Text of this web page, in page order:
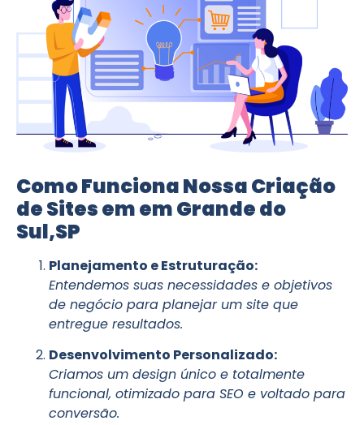
Como Funciona Nossa Criação
de Sites em em Grande do
Sul,SP
Planejamento e Estruturação:
Entendemos suas necessidades e objetivos
de negócio para planejar um site que
entregue resultados.
Desenvolvimento Personalizado:
Criamos um design único e totalmente
funcional, otimizado para SEO e voltado para
conversão.